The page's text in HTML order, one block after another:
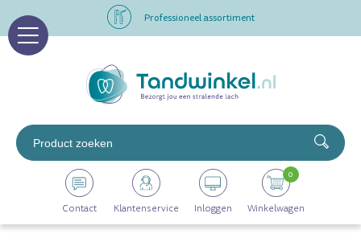
Altijd op voorraad
Professioneel assortiment
Altijd op voorraad
Op werkdagen voor 16.00 uur besteld, morgen in huis
Contact Klantenservice Inloggen Winkelwagen
0